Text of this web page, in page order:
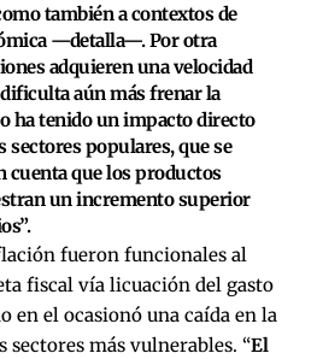
también a contextos de
—detalla—. Por otra
adquieren una velocidad
aún más frenar la
ha tenido un impacto directo
sectores populares, que se
cuenta que los productos
un incremento superior
fueron funcionales al
fiscal vía licuación del gasto
en el ocasionó una caída en la
sectores más vulnerables. “El